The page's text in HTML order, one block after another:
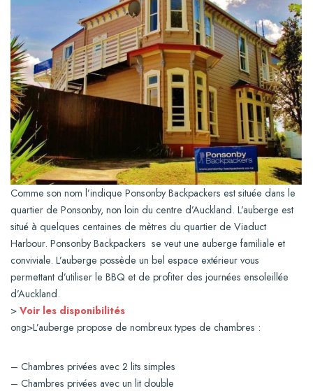
Comme son nom l’indique Ponsonby Backpackers est située dans le
quartier de Ponsonby, non loin du centre d’Auckland. L’auberge est
situé à quelques centaines de mètres du quartier de Viaduct
Harbour. Ponsonby Backpackers se veut une auberge familiale et
conviviale. L’auberge possède un bel espace extérieur vous
permettant d’utiliser le BBQ et de profiter des journées ensoleillée
d’Auckland.
> Voir les disponibilités
ong>L’auberge propose de nombreux types de chambres :
– Chambres privées avec 2 lits simples
– Chambres privées avec un lit double